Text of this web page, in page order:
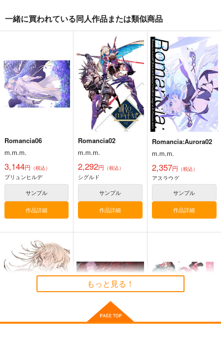
本14
アニマルマシーン
787円（税込）
オリジナル
黒白のアヴェスター 4
神座万象・第十四機
関
専売 3,144円（税込）
オリジナル
サンプル
カート
通勤道中であの娘がぱ
んつを見せてくる本13
嘘つき屋
662円（税込）
オリジナル
サンプル
カート
黒白のアヴェスター 2
神座万象・第十四機
まぐ太ノート16冊
目 The Bunny's Tail
2C-ARTS
1,430
オリジナル
≪C108作品セット
≫B2タペストリー
【サークル：アニマル
2,750
一緒に買われている同人作品または類似商品
Romancia06
m.m.m.
3,144円 （税込）
ブリュンヒルデ
サンプル
作品詳細
Romancia02
m.m.m.
2,292円 （税込）
シグルド
サンプル
作品詳細
Romancia:Aurora02
m.m.m.
2,357円 （税込）
アスラウグ
サンプル
作品詳細
もっと見る！